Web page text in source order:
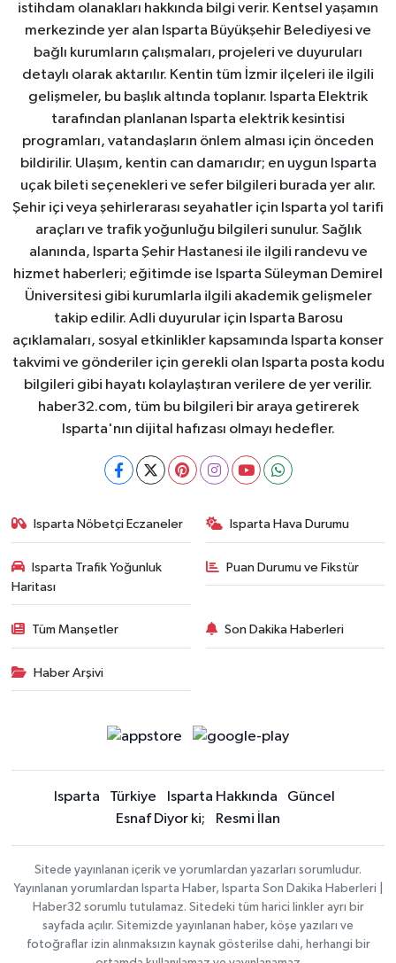
istihdam olanakları hakkında bilgi verir. Kentsel yaşamın
merkezinde yer alan Isparta Büyükşehir Belediyesi ve
bağlı kurumların çalışmaları, projeleri ve duyuruları
detaylı olarak aktarılır. Kentin tüm İzmir ilçeleri ile ilgili
gelişmeler, bu başlık altında toplanır. Isparta Elektrik
tarafından planlanan Isparta elektrik kesintisi
programları, vatandaşların önlem alması için önceden
bildirilir. Ulaşım, kentin can damarıdır; en uygun Isparta
uçak bileti seçenekleri ve sefer bilgileri burada yer alır.
Şehir içi veya şehirlerarası seyahatler için Isparta yol tarifi
araçları ve trafik yoğunluğu bilgileri sunulur. Sağlık
alanında, Isparta Şehir Hastanesi ile ilgili randevu ve
hizmet haberleri; eğitimde ise Isparta Süleyman Demirel
Üniversitesi gibi kurumlarla ilgili akademik gelişmeler
takip edilir. Adli duyurular için Isparta Barosu
açıklamaları, sosyal etkinlikler kapsamında Isparta konser
takvimi ve gönderiler için gerekli olan Isparta posta kodu
bilgileri gibi hayatı kolaylaştıran verilere de yer verilir.
haber32.com, tüm bu bilgileri bir araya getirerek
Isparta'nın dijital hafızası olmayı hedefler.
Isparta Nöbetçi Eczaneler Isparta Hava Durumu
Isparta Trafik Yoğunluk
Haritası
Puan Durumu ve Fikstür
Tüm Manşetler Son Dakika Haberleri
Haber Arşivi
Isparta Türkiye Isparta Hakkında
Güncel
Esnaf Diyor ki;
Resmi İlan
Sitede yayınlanan içerik ve yorumlardan yazarları sorumludur.
Yayınlanan yorumlardan Isparta Haber, Isparta Son Dakika Haberleri |
Haber32 sorumlu tutulamaz. Sitedeki tüm harici linkler ayrı bir
sayfada açılır. Sitemizde yayınlanan haber, köşe yazıları ve
fotoğraflar izin alınmaksızın kaynak gösterilse dahi, herhangi bir